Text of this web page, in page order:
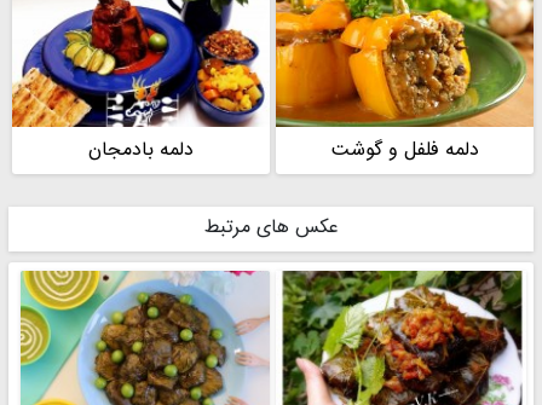
دلمه فلفل و گوشت دلمه بادمجان
عکس های مرتبط